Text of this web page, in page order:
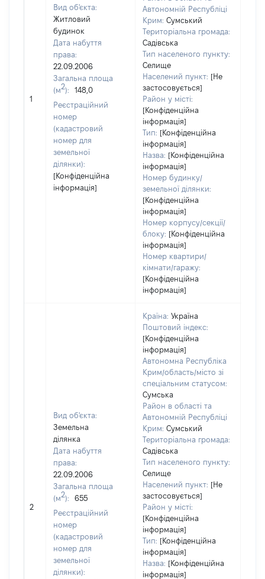
1
Вид об'єкта:
Житловий
будинок
Дата набуття
права:
22.09.2006
Загальна площа
(м2):
148,0
Реєстраційний
номер
(кадастровий
номер для
земельної
ділянки):
[Конфіденційна
інформація]
Автономній Республіці
Крим: Сумський
Територіальна громада:
Садівська
Тип населеного пункту:
Селище
Населений пункт: [Не
застосовується]
Район у місті:
[Конфіденційна
інформація]
Тип: [Конфіденційна
інформація]
Назва: [Конфіденційна
інформація]
Номер будинку/
земельної ділянки:
[Конфіденційна
інформація]
Номер корпусу/секції/
блоку: [Конфіденційна
інформація]
Номер квартири/
кімнати/гаражу:
[Конфіденційна
інформація]
2
Вид об'єкта:
Земельна
ділянка
Дата набуття
права:
22.09.2006
Загальна площа
(м2):
655
Реєстраційний
номер
(кадастровий
номер для
земельної
ділянки):
Країна: Україна
Поштовий індекс:
[Конфіденційна
інформація]
Автономна Республіка
Крим/область/місто зі
спеціальним статусом:
Сумська
Район в області та
Автономній Республіці
Крим: Сумський
Територіальна громада:
Садівська
Тип населеного пункту:
Селище
Населений пункт: [Не
застосовується]
Район у місті:
[Конфіденційна
інформація]
Тип: [Конфіденційна
інформація]
Назва: [Конфіденційна
інформація]